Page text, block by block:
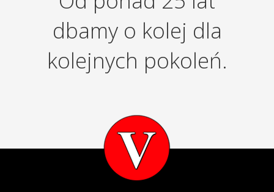
dbamy o kolej dla
kolejnych pokoleń.